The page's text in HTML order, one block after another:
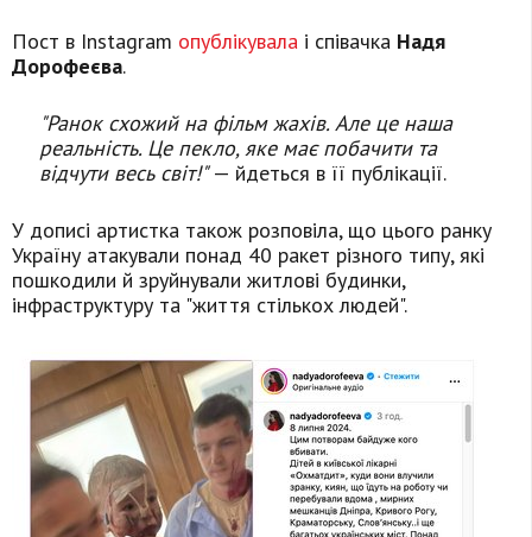
Пост в Instagram опублікувала і співачка Надя
Дорофеєва.
"Ранок схожий на фільм жахів. Але це наша
реальність. Це пекло, яке має побачити та
відчути весь світ!"— йдеться в її публікації.
У дописі артистка також розповіла, що цього ранку
Україну атакували понад 40 ракет різного типу, які
пошкодили й зруйнували житлові будинки,
інфраструктуру та "життя стількох людей".